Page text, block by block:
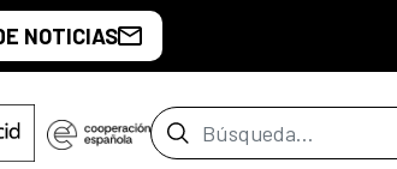
NOTICIAS
Barra de búsqueda